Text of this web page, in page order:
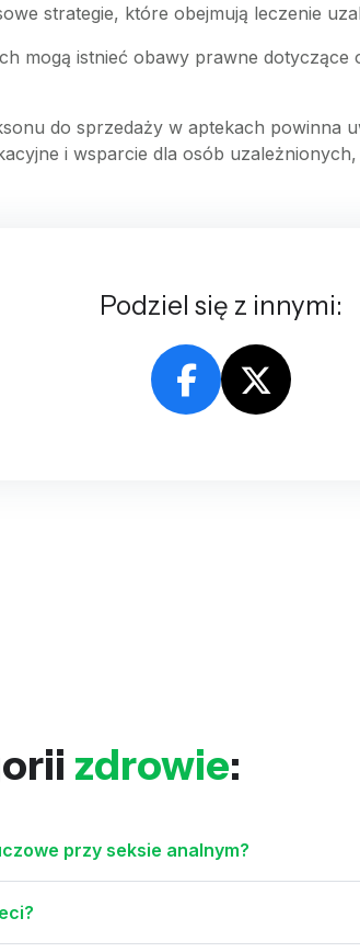
strategie, które obejmują leczenie
mogą istnieć obawy prawne
do sprzedaży w aptekach powinna
i wsparcie dla osób
Podziel się z innymi:
zdrowie:
przy seksie analnym?